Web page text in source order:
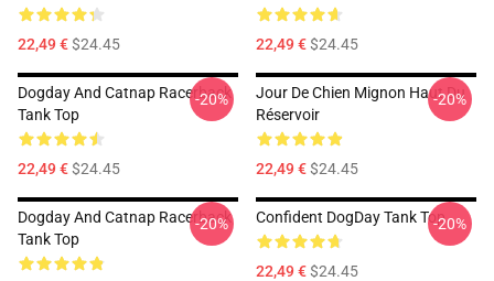
22,49 €$24.45 22,49 €$24.45
Dogday And Catnap Racerback
Tank Top
22,49 €$24.45
-20%
Jour De Chien Mignon Haut Du
Réservoir
22,49 €$24.45
-20%
Dogday And Catnap Racerback
Tank Top
-20% Confident DogDay Tank Top
22,49 €$24.45
-20%